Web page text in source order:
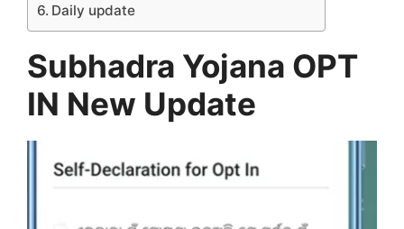
Daily update
Subhadra Yojana OPT
IN New Update